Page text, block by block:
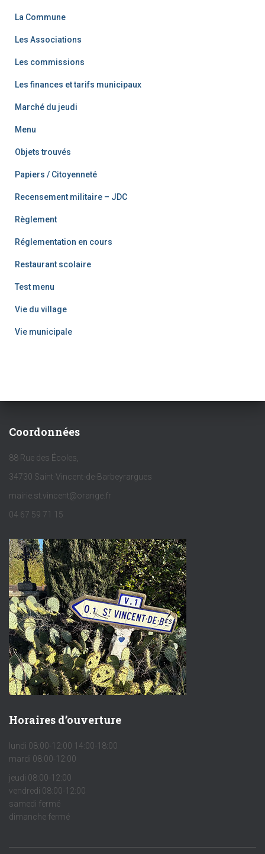
La Commune
Les Associations
Les commissions
Les finances et tarifs municipaux
Marché du jeudi
Menu
Objets trouvés
Papiers / Citoyenneté
Recensement militaire – JDC
Règlement
Réglementation en cours
Restaurant scolaire
Test menu
Vie du village
Vie municipale
Coordonnées
88 Rue des Écoles,
34730 Saint-Vincent-de-Barbeyrargues
mairie.st.vincent@orange.fr
04 67 59 71 15
Horaires d’ouverture
lundi 08:00-12:00 14:00-18:00
mardi 08:00-12:00
jeudi 08:00-12:00
vendredi 08:00-12:00
samedi fermé
dimanche fermé